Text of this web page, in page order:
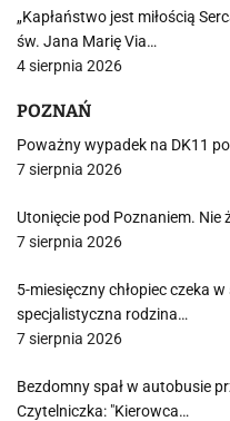
„Kapłaństwo jest miłością
św. Jana Marię Via…
4 sierpnia 2026
POZNAŃ
Poważny wypadek na DK11
7 sierpnia 2026
Utonięcie pod Poznaniem. Nie
7 sierpnia 2026
5-miesięczny chłopiec czeka
specjalistyczna rodzina…
7 sierpnia 2026
Bezdomny spał w autobusie
Czytelniczka: "Kierowca…